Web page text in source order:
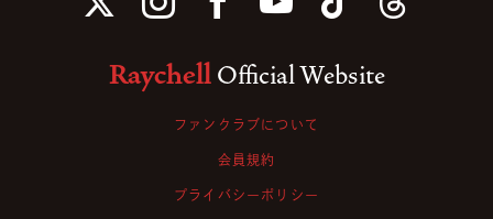
Raychell Official Website
ファンクラブについて
会員規約
プライバシーポリシー